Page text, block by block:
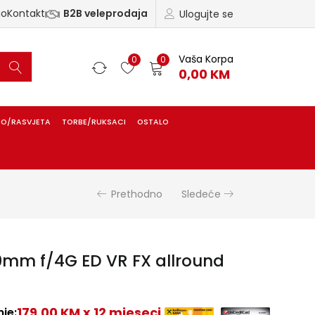
Ulogujte se
Kontakt B2B veleprodaja
0 0 Vaša Korpa
0,00 KM
RASVJETA TORBE/RUKSACI OSTALO
Prethodno Sledeće
f/4G ED VR FX allround